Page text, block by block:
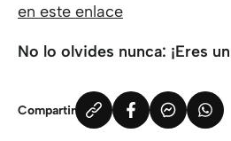
en este enlace
No lo olvides nunca: ¡Eres
Compartir